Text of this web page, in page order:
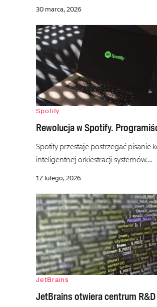
30 marca, 2026
Spotify
Rewolucja w Spotify.
Spotify przestaje postrzegać pisanie
inteligentnej orkiestracji systemów.…
17 lutego, 2026
JetBrains
JetBrains otwiera centrum